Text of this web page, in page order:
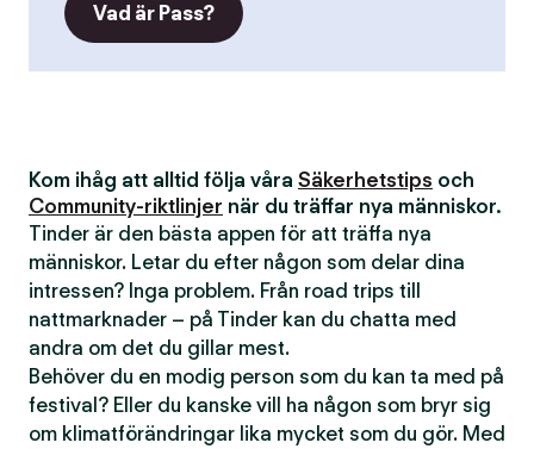
Vad är Pass?
Kom ihåg att alltid följa våra Säkerhetstips och
Community-riktlinjer när du träffar nya människor.
Tinder är den bästa appen för att träffa nya
människor. Letar du efter någon som delar dina
intressen? Inga problem. Från road trips till
nattmarknader – på Tinder kan du chatta med
andra om det du gillar mest.
Behöver du en modig person som du kan ta med på
festival? Eller du kanske vill ha någon som bryr sig
om klimatförändringar lika mycket som du gör. Med